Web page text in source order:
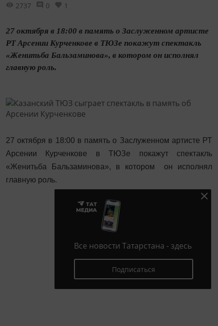
2737 0 1
27 октября в 18:00 в память о Заслуженном артисте
РТ Арсении Курченкове в ТЮЗе покажут спектакль
«Женитьба Бальзаминова», в котором он исполнял
главную роль.
27 октября в 18:00 в память о Заслуженном артисте РТ
Арсении Курченкове в ТЮЗе покажут спектакль
«Женитьба Бальзаминова», в котором он исполнял
главную роль.
Все новости Татарстана - здесь
Подписаться